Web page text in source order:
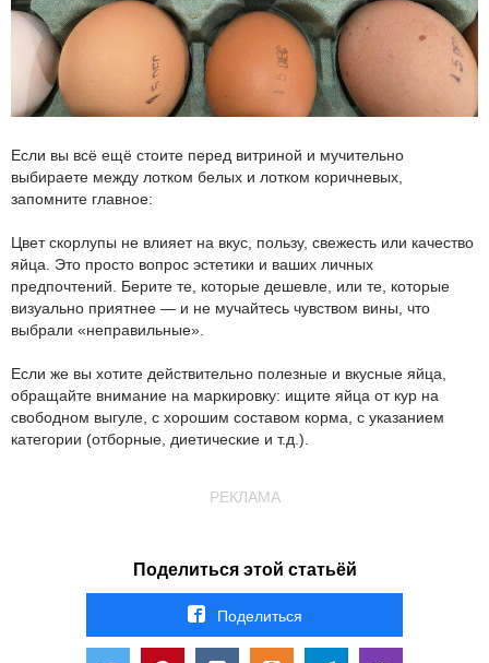
Если вы всё ещё стоите перед витриной и мучительно
выбираете между лотком белых и лотком коричневых,
запомните главное:
Цвет скорлупы не влияет на вкус, пользу, свежесть или качество
яйца. Это просто вопрос эстетики и ваших личных
предпочтений. Берите те, которые дешевле, или те, которые
визуально приятнее — и не мучайтесь чувством вины, что
выбрали «неправильные».
Если же вы хотите действительно полезные и вкусные яйца,
обращайте внимание на маркировку: ищите яйца от кур на
свободном выгуле, с хорошим составом корма, с указанием
категории (отборные, диетические и т.д.).
РЕКЛАМА
Поделиться этой статьёй
Поделиться